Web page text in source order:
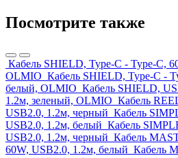
Посмотрите также
Кабель SHIELD, Type-C - Type-C,
OLMIO Кабель SHIELD, Type-C -
белый, OLMIO Кабель SHIELD,
1.2м, зеленый, OLMIO Кабель
USB2.0, 1.2м, черный Кабель
USB2.0, 1.2м, белый Кабель
USB2.0, 1.2м, черный Кабель
60W, USB2.0, 1.2м, белый Кабель